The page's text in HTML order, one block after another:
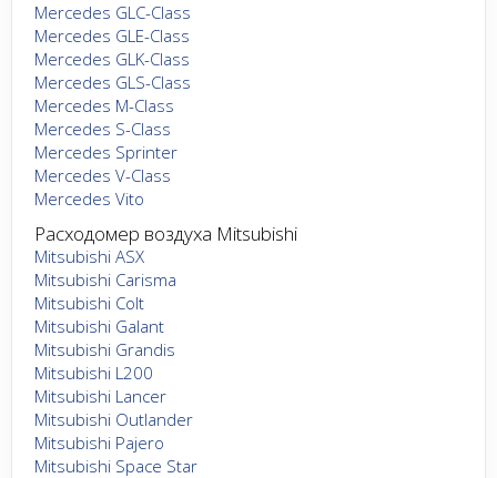
Mercedes GLC-Class
Mercedes GLE-Class
Mercedes GLK-Class
Mercedes GLS-Class
Mercedes M-Class
Mercedes S-Class
Mercedes Sprinter
Mercedes V-Class
Mercedes Vito
Расходомер воздуха Mitsubishi
Mitsubishi ASX
Mitsubishi Carisma
Mitsubishi Colt
Mitsubishi Galant
Mitsubishi Grandis
Mitsubishi L200
Mitsubishi Lancer
Mitsubishi Outlander
Mitsubishi Pajero
Mitsubishi Space Star